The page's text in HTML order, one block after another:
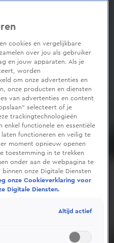
cookies en vergelijkbare
over jou als gebruiker
en jouw apparaten. Als je
worden
om onze advertenties en
onze producten en diensten
van advertenties en content
selecteert of je
trackingtechnologieën
enkel functionele en essentiële
functioneren en veilig te
moment opnieuw openen
toestemming in te trekken
onder aan de webpagina te
binnen onze Digitale Diensten
onze Cookieverklaring voor
Digitale Diensten.
Altijd actief